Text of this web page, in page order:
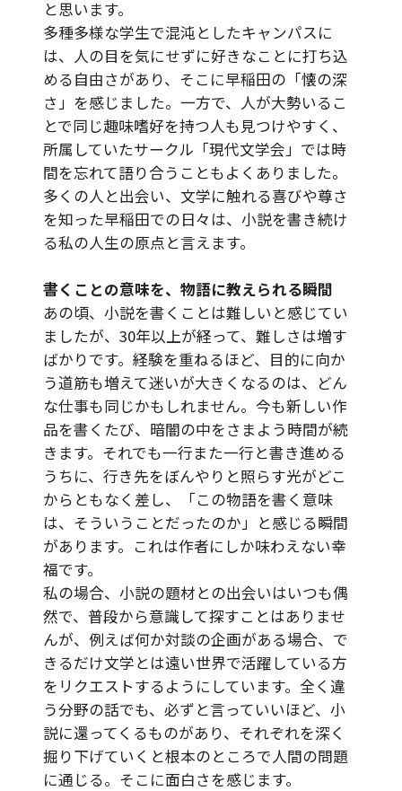
と思います。
多種多様な学生で混沌としたキャンパスに
は、人の目を気にせずに好きなことに打ち込
める自由さがあり、そこに早稲田の「懐の深
さ」を感じました。一方で、人が大勢いるこ
とで同じ趣味嗜好を持つ人も見つけやすく、
所属していたサークル「現代文学会」では時
間を忘れて語り合うこともよくありました。
多くの人と出会い、文学に触れる喜びや尊さ
を知った早稲田での日々は、小説を書き続け
る私の人生の原点と言えます。
書くことの意味を、物語に教えられる瞬間
あの頃、小説を書くことは難しいと感じてい
ましたが、30年以上が経って、難しさは増す
ばかりです。経験を重ねるほど、目的に向か
う道筋も増えて迷いが大きくなるのは、どん
な仕事も同じかもしれません。今も新しい作
品を書くたび、暗闇の中をさまよう時間が続
きます。それでも一行また一行と書き進める
うちに、行き先をぼんやりと照らす光がどこ
からともなく差し、「この物語を書く意味
は、そういうことだったのか」と感じる瞬間
があります。これは作者にしか味わえない幸
福です。
私の場合、小説の題材との出会いはいつも偶
然で、普段から意識して探すことはありませ
んが、例えば何か対談の企画がある場合、で
きるだけ文学とは遠い世界で活躍している方
をリクエストするようにしています。全く違
う分野の話でも、必ずと言っていいほど、小
説に還ってくるものがあり、それぞれを深く
掘り下げていくと根本のところで人間の問題
に通じる。そこに面白さを感じます。